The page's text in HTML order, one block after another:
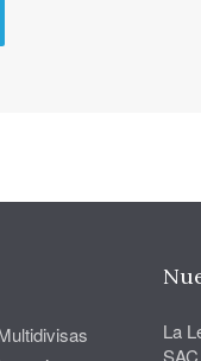
La